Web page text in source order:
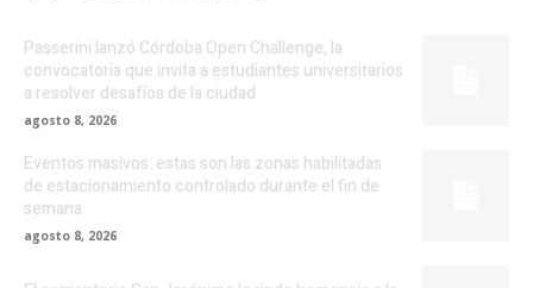
Passerini lanzó Córdoba Open Challenge, la
convocatoria que invita a estudiantes universitarios
a resolver desafíos de la ciudad
agosto 8, 2026
Eventos masivos: estas son las zonas habilitadas
de estacionamiento controlado durante el fin de
semana
agosto 8, 2026